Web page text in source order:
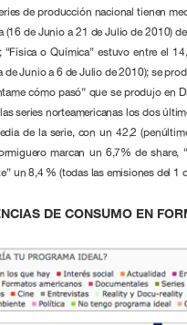
de producción nacional tienen
(16 de Junio a 21 de Julio de 2010)
o Química” estuvo entre el
de Junio a 6 de Julio de 2010); se
cómo pasó” que se produjo en
series norteamericanas los dos
de la serie, con un 42,2
marcan un 6,7% de
un 8,4 % (todas las emisiones del 1
DE CONSUMO EN